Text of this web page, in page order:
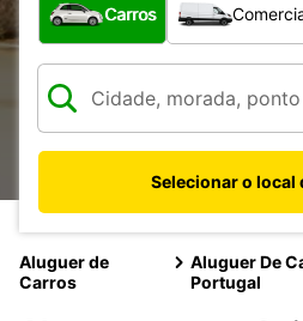
Carros
Selecionar o local
Aluguer de
Carros
Aluguer De
Portugal